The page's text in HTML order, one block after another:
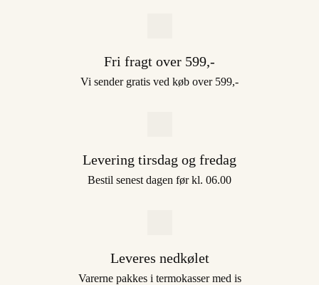
Fri fragt over 599,-
Vi sender gratis ved køb over 599,-
Levering tirsdag og fredag
Bestil senest dagen før kl. 06.00
Leveres nedkølet
Varerne pakkes i termokasser med is